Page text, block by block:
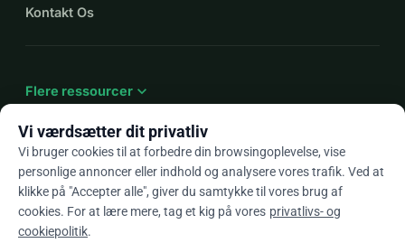
Kontakt Os
Flere ressourcer expand_more
Daarrow_drop_down
★★★★★4,9 / 5 baseret på 500+ anmeldelser
Vi værdsætter dit privatliv
Vi bruger cookies til at forbedre din browsingoplevelse, vise
personlige annoncer eller indhold og analysere vores trafik. Ved at
klikke på "Accepter alle", giver du samtykke til vores brug af
cookies. For at lære mere, tag et kig på vores privatlivs- og
cookiepolitik.